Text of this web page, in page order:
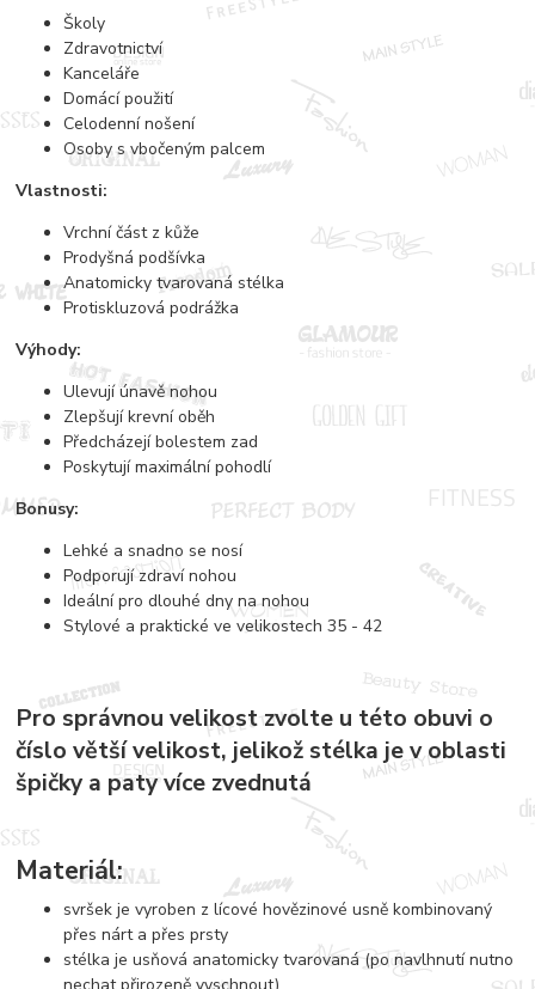
Školy
Zdravotnictví
Kanceláře
Domácí použití
Celodenní nošení
Osoby s vbočeným palcem
Vlastnosti:
Vrchní část z kůže
Prodyšná podšívka
Anatomicky tvarovaná stélka
Protiskluzová podrážka
Výhody:
Ulevují únavě nohou
Zlepšují krevní oběh
Předcházejí bolestem zad
Poskytují maximální pohodlí
Bonusy:
Lehké a snadno se nosí
Podporují zdraví nohou
Ideální pro dlouhé dny na nohou
Stylové a praktické ve velikostech 35 - 42
Pro správnou velikost zvolte u této obuvi o
číslo větší velikost, jelikož stélka je v oblasti
špičky a paty více zvednutá
Materiál:
svršek je vyroben z lícové hovězinové usně kombinovaný
přes nárt a přes prsty
stélka je usňová anatomicky tvarovaná (po navlhnutí nutno